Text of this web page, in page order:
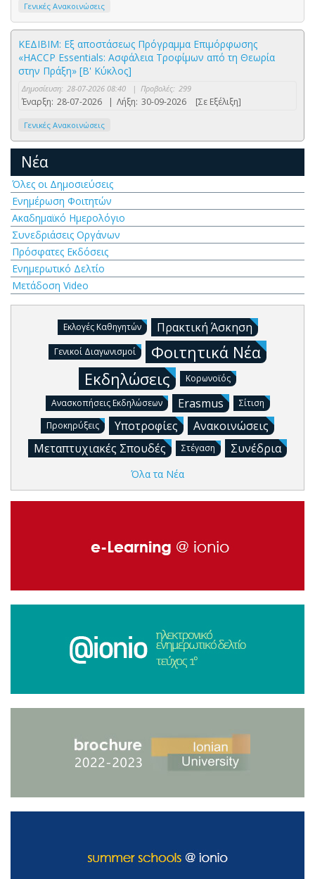
Γενικές Ανακοινώσεις
ΚΕΔΙΒΙΜ: Εξ αποστάσεως Πρόγραμμα Επιμόρφωσης
«HACCP Essentials: Ασφάλεια Τροφίμων από τη Θεωρία
στην Πράξη» [Β' Κύκλος]
Δημοσίευση: 28-07-2026 08:40 | Προβολές: 299
Έναρξη: 28-07-2026 | Λήξη: 30-09-2026 [Σε Εξέλιξη]
Γενικές Ανακοινώσεις
Νέα
Όλες οι Δημοσιεύσεις
Ενημέρωση Φοιτητών
Ακαδημαϊκό Ημερολόγιο
Συνεδριάσεις Οργάνων
Πρόσφατες Εκδόσεις
Ενημερωτικό Δελτίο
Μετάδοση Video
Εκλογές Καθηγητών Πρακτική Άσκηση
Γενικοί Διαγωνισμοί
Φοιτητικά Νέα
Εκδηλώσεις
Κορωνοϊός
Ανασκοπήσεις Εκδηλώσεων Erasmus
Σίτιση
Προκηρύξεις
Υποτροφίες
Ανακοινώσεις
Μεταπτυχιακές Σπουδές
Στέγαση Συνέδρια
Όλα τα Νέα